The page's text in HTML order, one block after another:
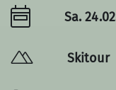
Sa.
Skitour